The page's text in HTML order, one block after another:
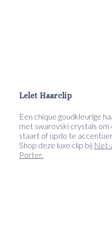
Lelet Haarclip
Een chique goudkleurige
met swarovski crystals om
staart of updo te
Shop deze luxe clip bij Net-
Porter.